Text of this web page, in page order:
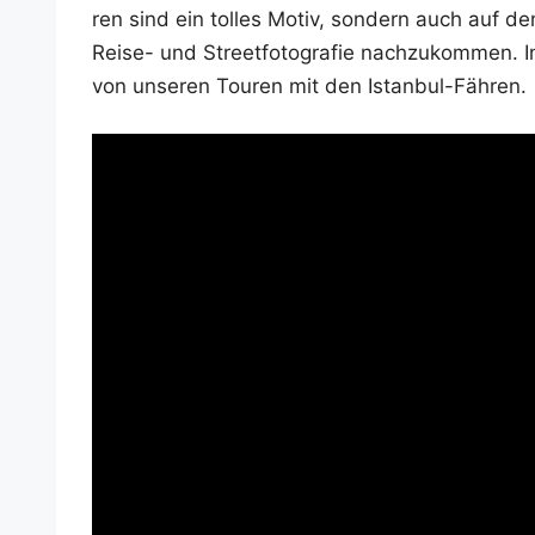
ren sind ein tol­les Motiv, son­dern auch auf
Rei­se- und Street­fo­to­gra­fie nach­zu­kom­men.
von unse­ren Tou­ren mit den Istanbul-Fähren.